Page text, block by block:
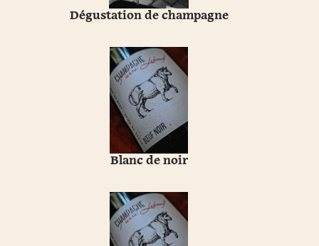
Dégustation de champagne
Blanc de noir